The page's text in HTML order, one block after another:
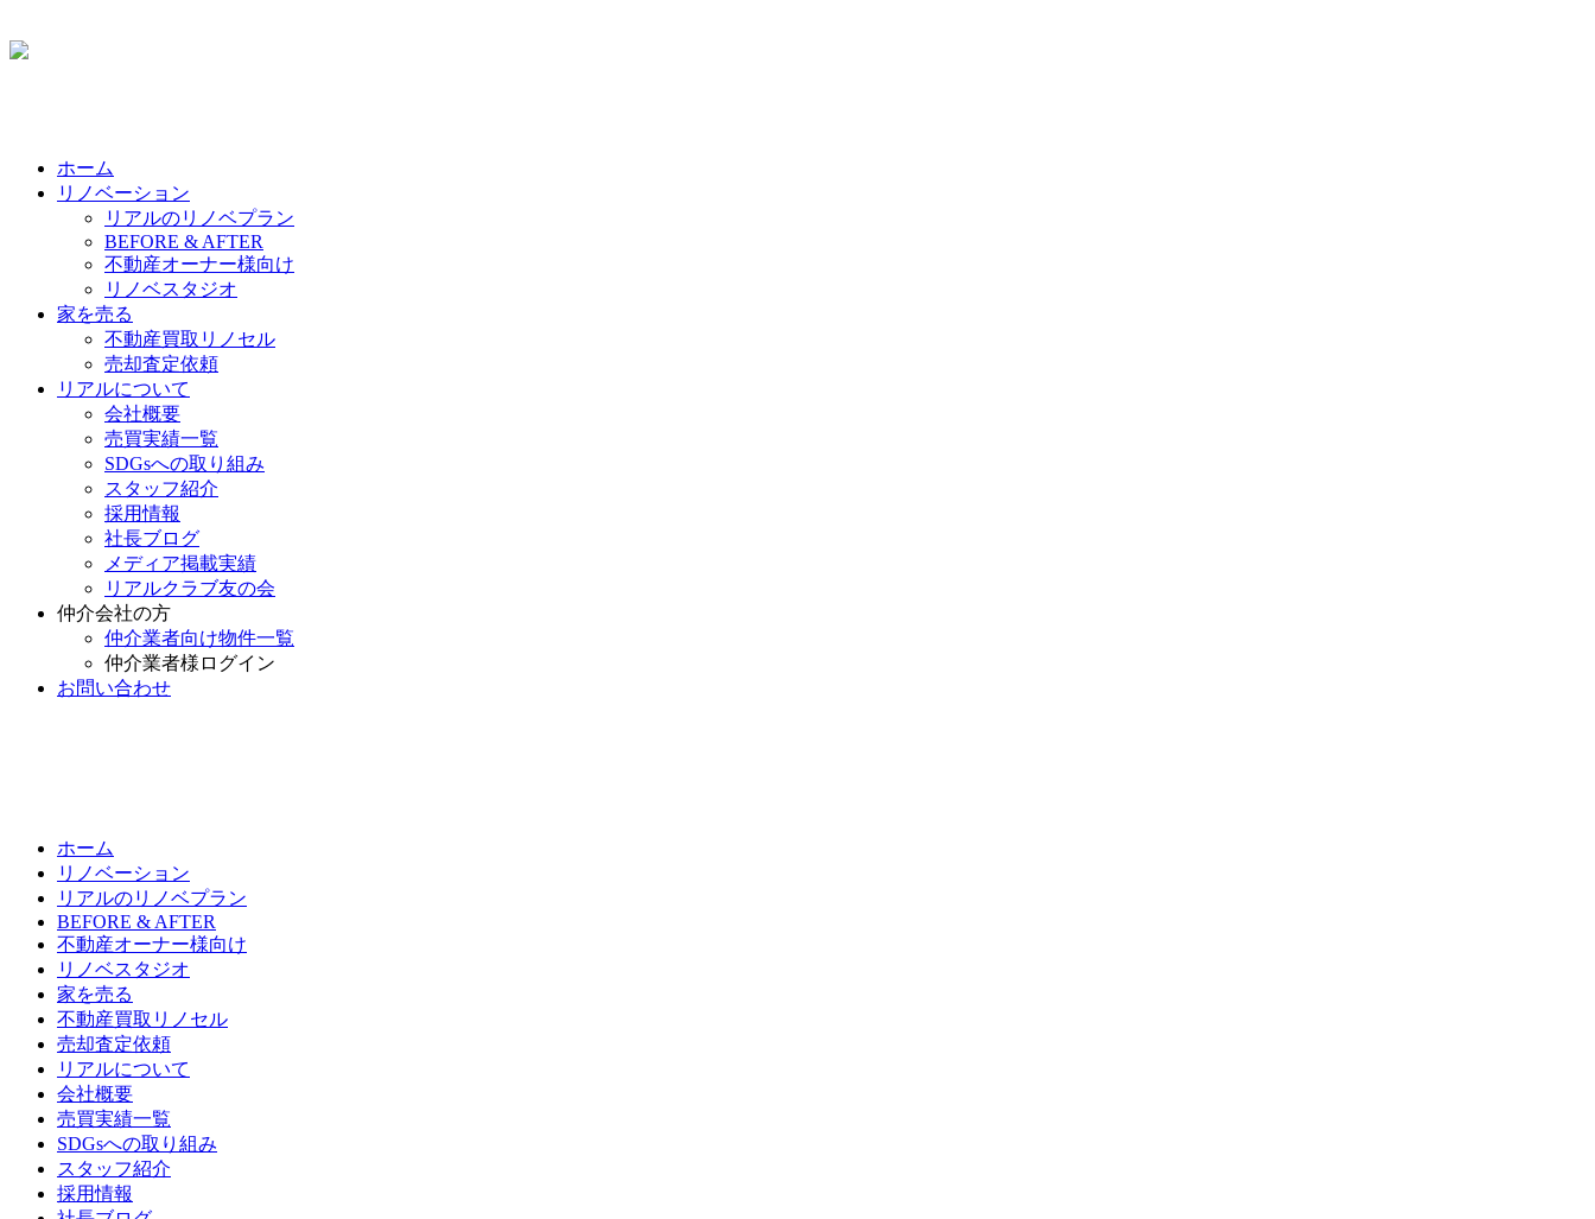
ホーム
リノベーション
リアルのリノベプラン
BEFORE & AFTER
不動産オーナー様向け
リノベスタジオ
家を売る
不動産買取リノセル
売却査定依頼
リアルについて
会社概要
売買実績一覧
SDGsへの取り組み
スタッフ紹介
採用情報
社長ブログ
メディア掲載実績
リアルクラブ友の会
仲介会社の方
仲介業者向け物件一覧
仲介業者様ログイン
お問い合わせ
ホーム
リノベーション
リアルのリノベプラン
BEFORE & AFTER
不動産オーナー様向け
リノベスタジオ
家を売る
不動産買取リノセル
売却査定依頼
リアルについて
会社概要
売買実績一覧
SDGsへの取り組み
スタッフ紹介
採用情報